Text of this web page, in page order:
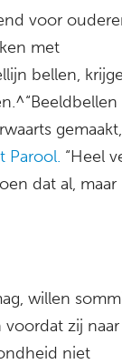
voor
met
bellen,
Parool. “Heel
dat al, maar
willen
zij naar
niet